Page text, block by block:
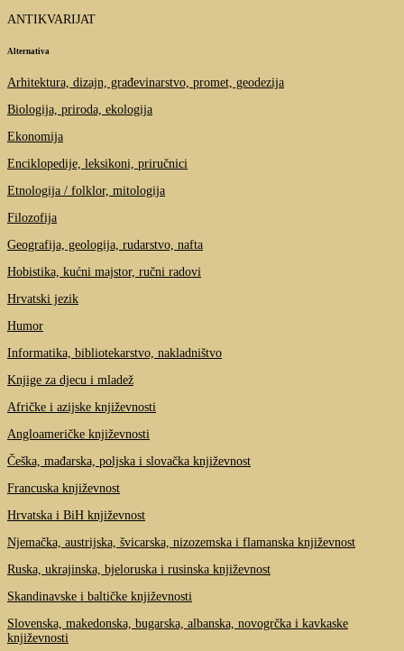
ANTIKVARIJAT
Alternativa
Arhitektura, dizajn, građevinarstvo, promet, geodezija
Biologija, priroda, ekologija
Ekonomija
Enciklopedije, leksikoni, priručnici
Etnologija / folklor, mitologija
Filozofija
Geografija, geologija, rudarstvo, nafta
Hobistika, kućni majstor, ručni radovi
Hrvatski jezik
Humor
Informatika, bibliotekarstvo, nakladništvo
Knjige za djecu i mladež
Afričke i azijske književnosti
Angloameričke književnosti
Češka, mađarska, poljska i slovačka književnost
Francuska književnost
Hrvatska i BiH književnost
Njemačka, austrijska, švicarska, nizozemska i flamanska književnost
Ruska, ukrajinska, bjeloruska i rusinska književnost
Skandinavske i baltičke književnosti
Slovenska, makedonska, bugarska, albanska, novogrčka i kavkaske
književnosti